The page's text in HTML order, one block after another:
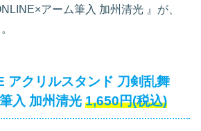
アーム筆入 加州清光 』が、
アクリルスタンド 刀剣乱舞
入 加州清光 1,650円(税込)